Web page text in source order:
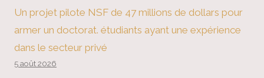
Un projet pilote NSF de 47 millions de dollars pour
armer un doctorat. étudiants ayant une expérience
dans le secteur privé
5 août 2026